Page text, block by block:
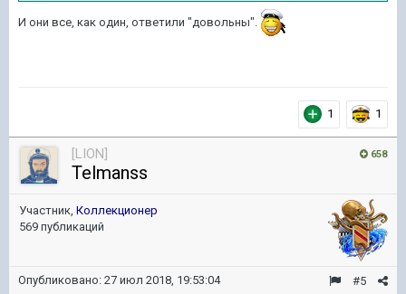
И они все, как один, ответили "довольны".
1 1
658
[LION]
Telmanss
Участник, Коллекционер
569 публикаций
#5
Опубликовано: 27 июл 2018, 19:53:04